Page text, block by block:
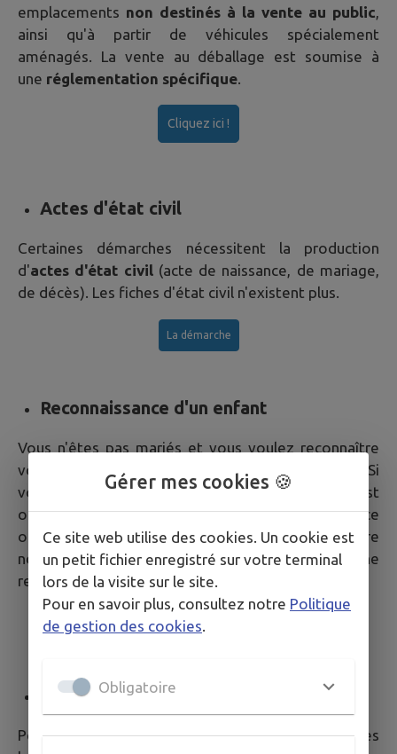
emplacements non destinés à la vente au public,
ainsi qu'à partir de véhicules spécialement
aménagés. La vente au déballage est soumise à
une réglementation spécifique.
Cliquez ici !
Actes d'état civil
Certaines démarches nécessitent la production
d'actes d'état civil(acte de naissance, de mariage,
de décès). Les fiches d'état civil n'existent plus.
La démarche
Reconnaissance d'un enfant
Vous n'êtes pas mariés et vous voulez reconnaître
votre enfant ? Sa filiation n'est pas automatique. Si
vous êtes le père, une reconnaissance est
obligatoire. Vous pouvez la faire avant la naissance
ou plus tard. Si vous êtes la mère, il suffit que votre
nom figure sur l'acte de naissance, mais une
reconnaissance avant la naissance est possible.
La démarche
Consultation des archives
Pour le droit d'accès aux archives publiques, toutes
Gérer mes cookies 🍪
Ce site web utilise des cookies. Un cookie est
un petit fichier enregistré sur votre terminal
lors de la visite sur le site.
Pour en savoir plus, consultez notre Politique
de gestion des cookies.
Obligatoire